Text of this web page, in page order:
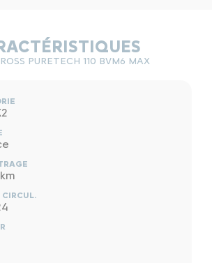
PURETECH 110 BVM6 MAX
CIRCUL.